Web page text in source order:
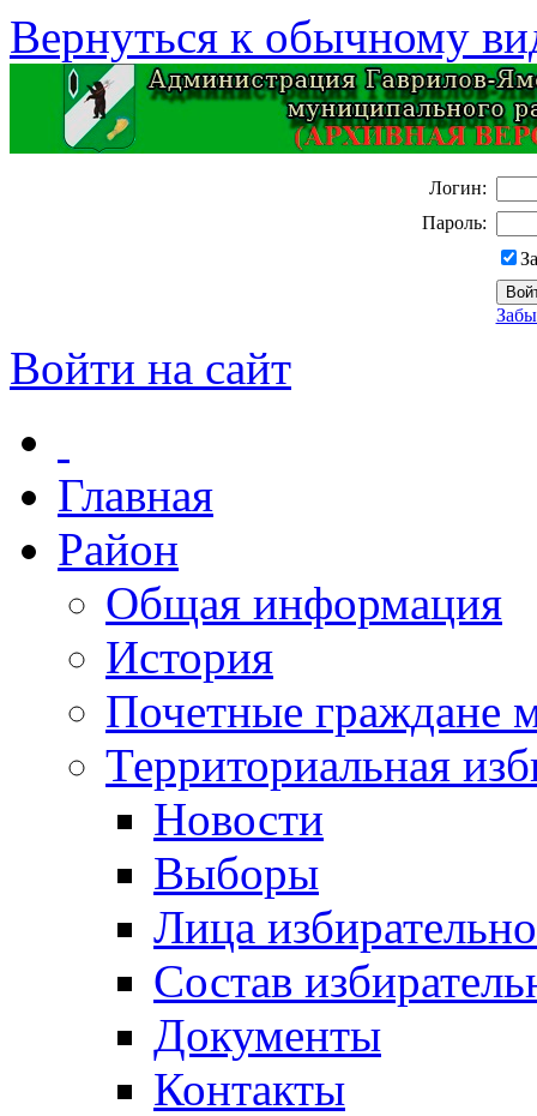
Вернуться к обычному
Логин:
Пароль:
Войти на сайт
Главная
Район
Общая информация
История
Почетные граждане
Территориальная
Новости
Выборы
Лица
Состав
Документы
Контакты